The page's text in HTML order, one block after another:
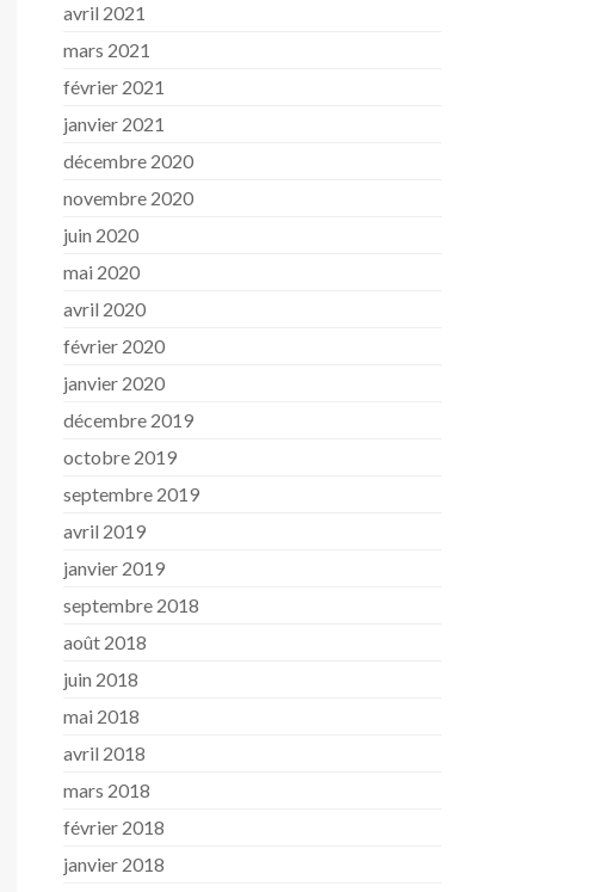
avril 2021
mars 2021
février 2021
janvier 2021
décembre 2020
novembre 2020
juin 2020
mai 2020
avril 2020
février 2020
janvier 2020
décembre 2019
octobre 2019
septembre 2019
avril 2019
janvier 2019
septembre 2018
août 2018
juin 2018
mai 2018
avril 2018
mars 2018
février 2018
janvier 2018